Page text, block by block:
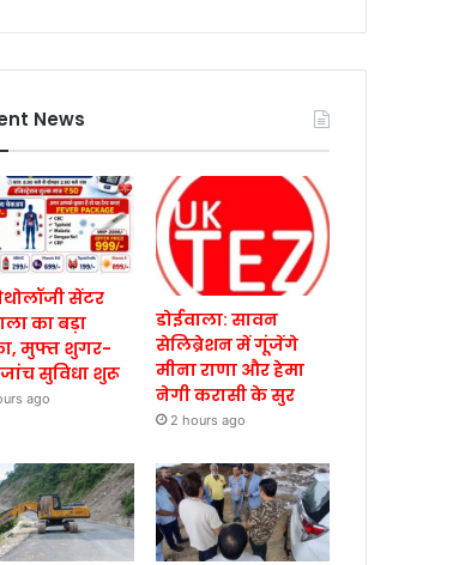
News
सेंटर
का बड़ा
मुफ्त शुगर-
जांच सुविधा शुरू
ago
डोईवाला: सावन
सेलिब्रेशन में गूंजेंगे
मीना राणा और हेमा
नेगी करासी के सुर
2 hours ago